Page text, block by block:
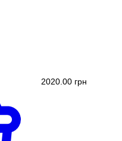
2020.00 грн